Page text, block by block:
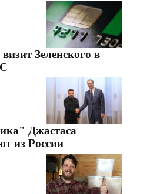
Зеленского в
Джастаса
из России